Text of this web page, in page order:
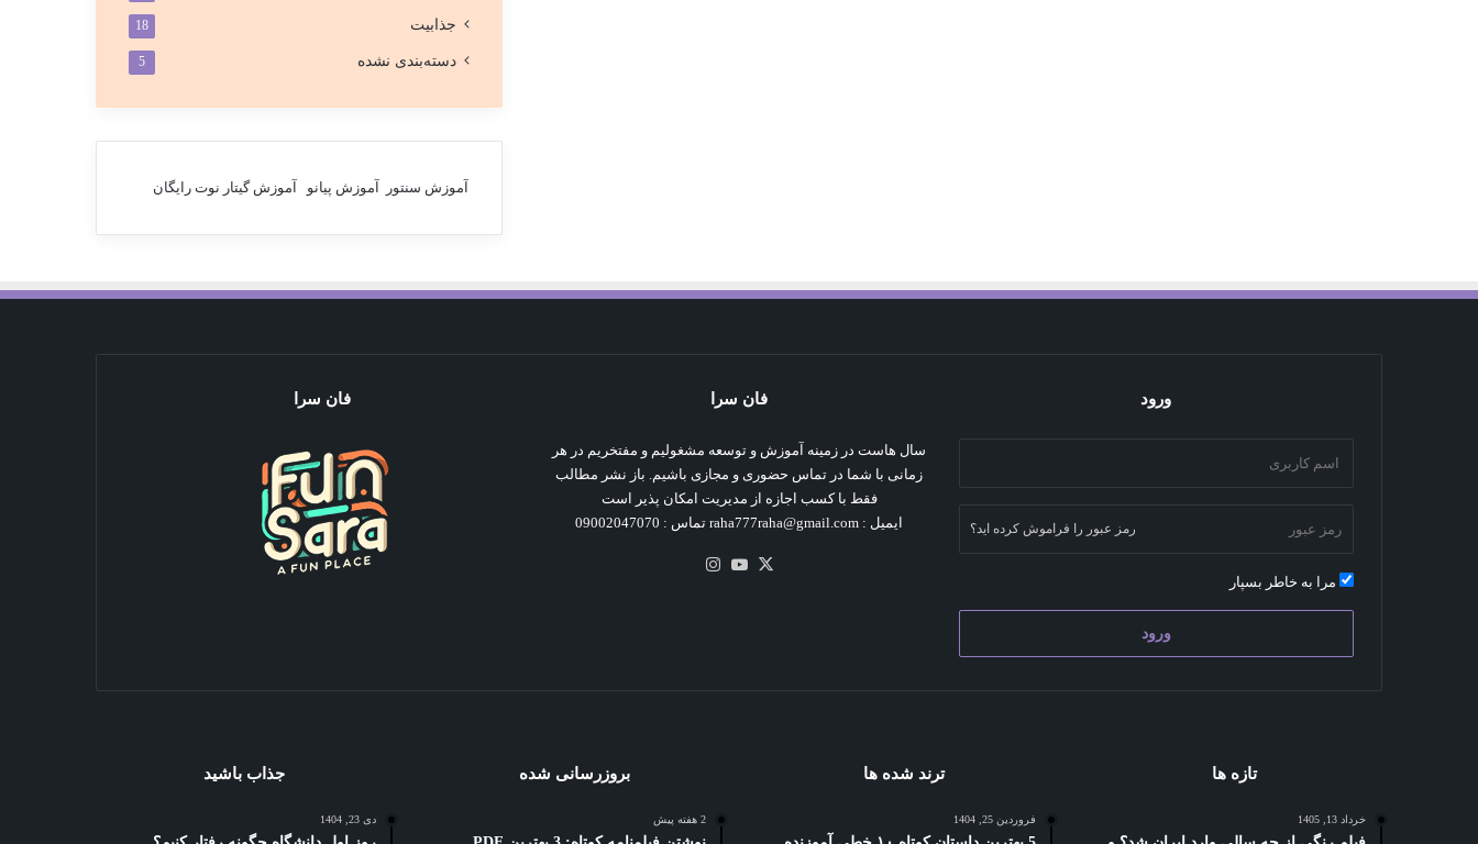
جذابیت 18
دسته‌بندی نشده 5
آموزش سنتور آموزش پیانو آموزش گیتار نوت رایگان
ورود
رمز عبور را فراموش کرده اید؟
مرا به خاطر بسپار
ورود
فان سرا
سال هاست در زمینه آموزش و توسعه مشغولیم و مفتخریم در هر
زمانی با شما در تماس حضوری و مجازی باشیم. باز نشر مطالب
فقط با کسب اجازه از مدیریت امکان پذیر است
ایمیل : raha777raha@gmail.com تماس : 09002047070
X یوتیوب
فان سرا
تازه ها
خرداد 13, 1405
ترند شده ها
فروردین 25, 1404
بروزرسانی شده
2 هفته پیش
جذاب باشید
دی 23, 1404